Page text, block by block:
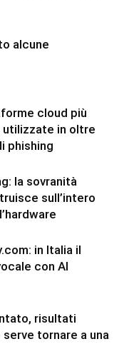
alcune
cloud più
in oltre
phishing
la sovranità
sull’intero
in Italia il
con AI
risultati
tornare a una